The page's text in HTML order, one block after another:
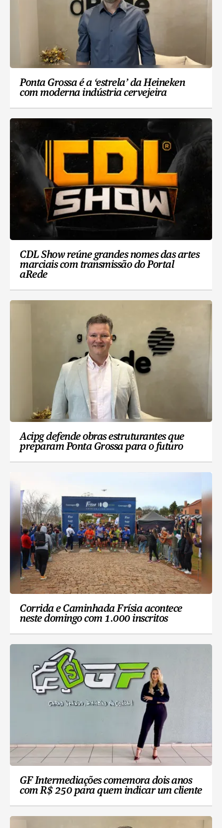
Ponta Grossa é a ‘estrela’ da Heineken
com moderna indústria cervejeira
CDL Show reúne grandes nomes das artes
marciais com transmissão do Portal
aRede
Acipg defende obras estruturantes que
preparam Ponta Grossa para o futuro
Corrida e Caminhada Frísia acontece
neste domingo com 1.000 inscritos
GF Intermediações comemora dois anos
com R$ 250 para quem indicar um cliente